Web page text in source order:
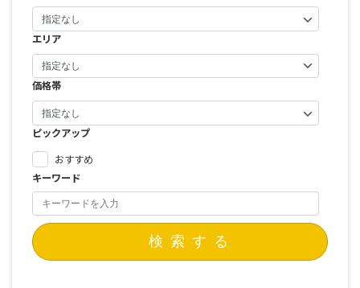
エリア
価格帯
ピックアップ
おすすめ
キーワード
検索する